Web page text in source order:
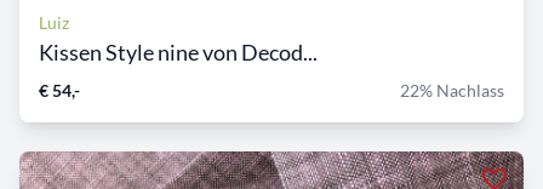
Luiz
Kissen Style nine von Decod...
€ 54,- 22% Nachlass